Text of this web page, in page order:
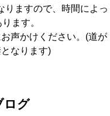
ますので、時間によっ
ます。
声かけください。(道が
なります)
ログ